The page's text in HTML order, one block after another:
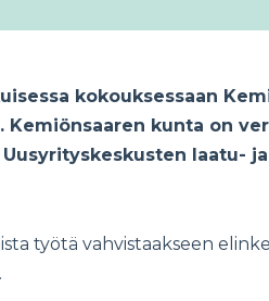
kokouksessaan
kunta on
laatu-
työtä vahvistaakseen